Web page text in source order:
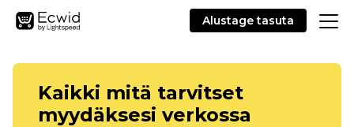
Alustage tasuta
Kaikki mitä tarvitset
myydäksesi verkossa